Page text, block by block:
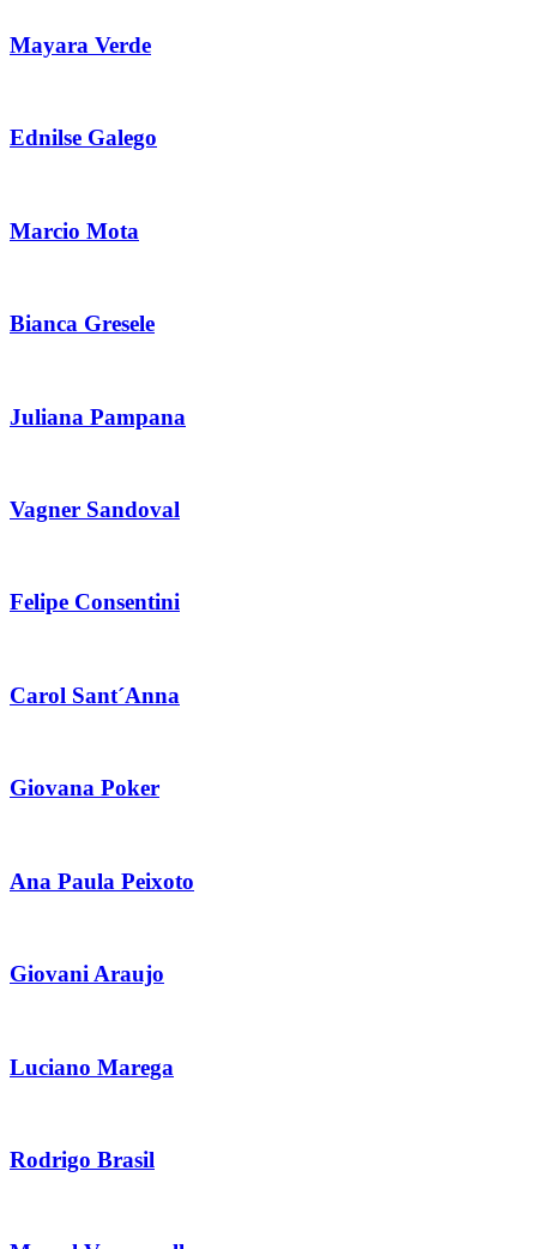
Mayara Verde
Ednilse Galego
Marcio Mota
Bianca Gresele
Juliana Pampana
Vagner Sandoval
Felipe Consentini
Carol Sant´Anna
Giovana Poker
Ana Paula Peixoto
Giovani Araujo
Luciano Marega
Rodrigo Brasil